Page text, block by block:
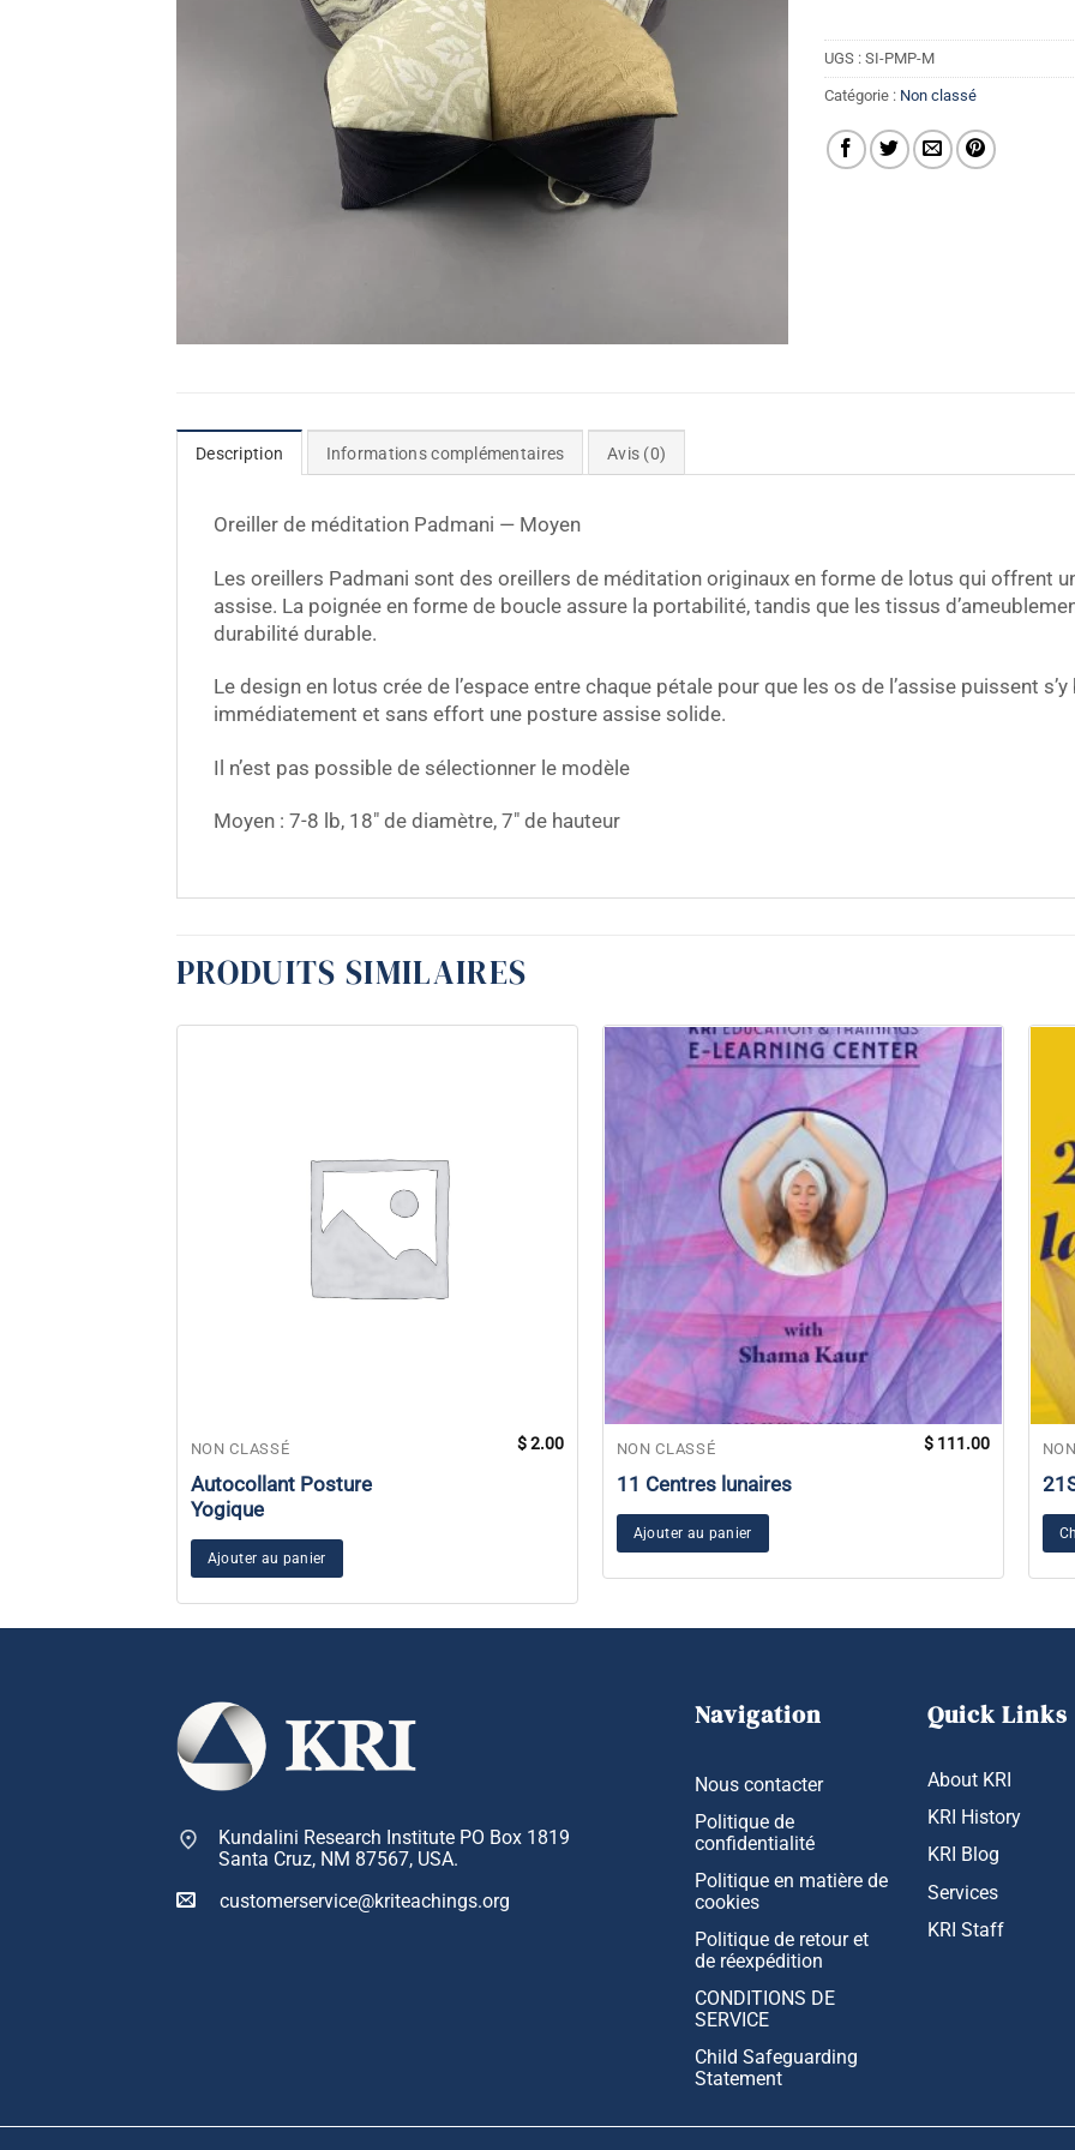
UGS : SI-PMP-M
Catégorie : Non classé
Description Informations complémentaires Avis (0)
Oreiller de méditation Padmani — Moyen
Les oreillers Padmani sont des oreillers de méditation originaux en forme de lotus qui offrent
assise. La poignée en forme de boucle assure la portabilité, tandis que les tissus
durabilité durable.
Le design en lotus crée de l’espace entre chaque pétale pour que les os de l’assise puissent
immédiatement et sans effort une posture assise solide.
Il n’est pas possible de sélectionner le modèle
Moyen : 7-8 lb, 18″ de diamètre, 7″ de hauteur
PRODUITS SIMILAIRES
NON CLASSÉ
Autocollant Posture
Yogique
$2.00
Ajouter au panier
NON CLASSÉ
11 Centres lunaires
$ 111.00
Ajouter au panier
Kundalini Research Institute PO Box 1819
Santa Cruz, NM 87567, USA.
customerservice@kriteachings.org
Navigation
Nous contacter
Politique de
confidentialité
Politique en matière de
cookies
Politique de retour et
de réexpédition
CONDITIONS DE
SERVICE
Child Safeguarding
Statement
Quick Links
About KRI
KRI History
KRI Blog
Services
KRI Staff